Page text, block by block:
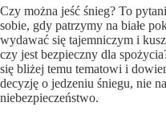
Czy można jeść śnieg? To
sobie, gdy patrzymy na białe
wydawać się tajemniczym i
czy jest bezpieczny dla
się bliżej temu tematowi i
decyzję o jedzeniu śniegu, nie
niebezpieczeństwo.